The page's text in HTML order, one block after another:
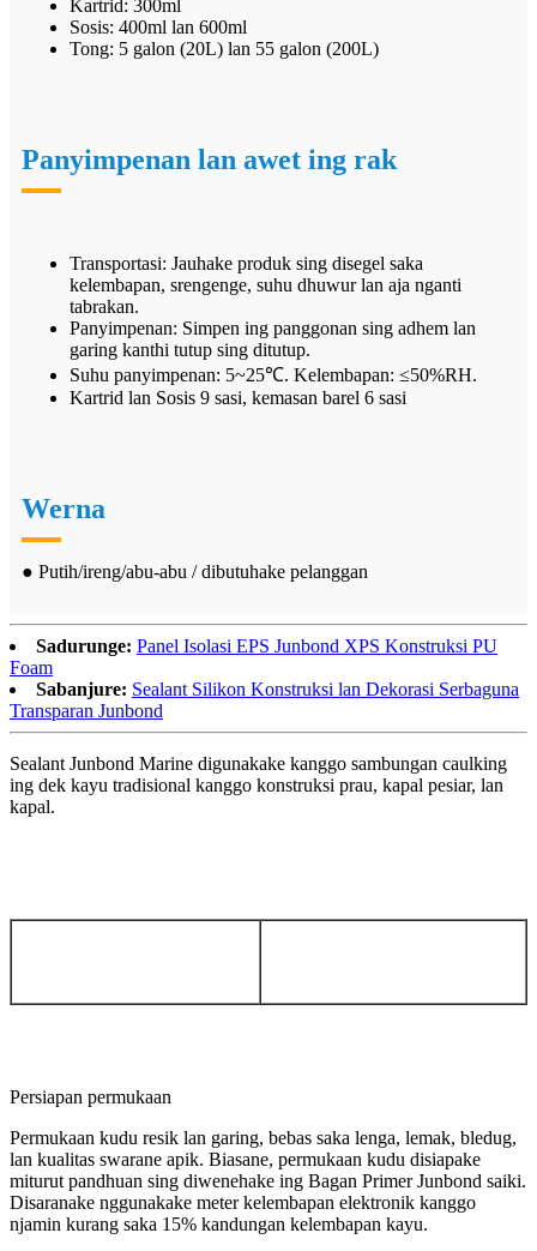
Kartrid: 300ml
Sosis: 400ml lan 600ml
Tong: 5 galon (20L) lan 55 galon (200L)
Panyimpenan lan awet ing rak
Transportasi: Jauhake produk sing disegel saka
kelembapan, srengenge, suhu dhuwur lan aja nganti
tabrakan.
Panyimpenan: Simpen ing panggonan sing adhem lan
garing kanthi tutup sing ditutup.
Suhu panyimpenan: 5~25℃. Kelembapan: ≤50%RH.
Kartrid lan Sosis 9 sasi, kemasan barel 6 sasi
Werna
● Putih/ireng/abu-abu / dibutuhake pelanggan
Sadurunge: Panel Isolasi EPS Junbond XPS Konstruksi PU
Foam
Sabanjure: Sealant Silikon Konstruksi lan Dekorasi Serbaguna
Transparan Junbond
Sealant Junbond Marine digunakake kanggo sambungan caulking
ing dek kayu tradisional kanggo konstruksi prau, kapal pesiar, lan
kapal.
Persiapan permukaan
Permukaan kudu resik lan garing, bebas saka lenga, lemak, bledug,
lan kualitas swarane apik. Biasane, permukaan kudu disiapake
miturut pandhuan sing diwenehake ing Bagan Primer Junbond saiki.
Disaranake nggunakake meter kelembapan elektronik kanggo
njamin kurang saka 15% kandungan kelembapan kayu.